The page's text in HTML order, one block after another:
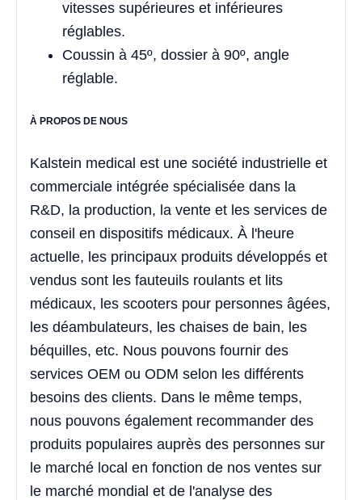
vitesses supérieures et inférieures
réglables.
Coussin à 45º, dossier à 90º, angle
réglable.
À PROPOS DE NOUS
Kalstein medical est une société industrielle et
commerciale intégrée spécialisée dans la
R&D, la production, la vente et les services de
conseil en dispositifs médicaux. À l'heure
actuelle, les principaux produits développés et
vendus sont les fauteuils roulants et lits
médicaux, les scooters pour personnes âgées,
les déambulateurs, les chaises de bain, les
béquilles, etc. Nous pouvons fournir des
services OEM ou ODM selon les différents
besoins des clients. Dans le même temps,
nous pouvons également recommander des
produits populaires auprès des personnes sur
le marché local en fonction de nos ventes sur
le marché mondial et de l'analyse des